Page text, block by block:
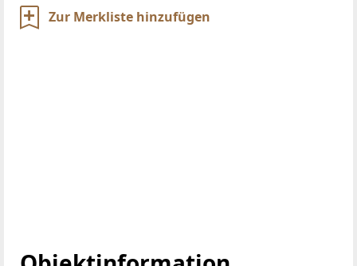
Zur Merkliste hinzufügen